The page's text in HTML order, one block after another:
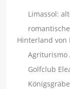
Limassol:
Hinterland von
Agriturismo
Golfclub